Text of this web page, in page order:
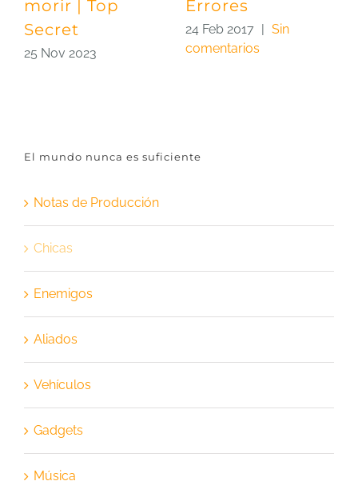
morir | Top
Secret
25 Nov 2023
Errores
24 Feb 2017
Sin
comentarios
El mundo nunca es suficiente
Notas de Producción
Chicas
Enemigos
Aliados
Vehículos
Gadgets
Música